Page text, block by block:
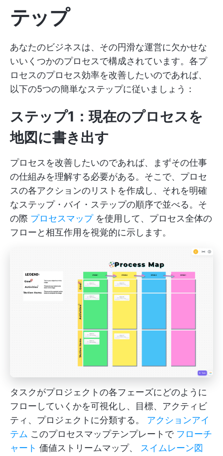
テップ
あなたのビジネスは、その円滑な運営に欠かせな
いいくつかのプロセスで構成されています。各プ
ロセスのプロセス効率を改善したいのであれば、
以下の5つの簡単なステップに従いましょう：
ステップ1：現在のプロセスを
地図に書き出す
プロセスを改善したいのであれば、まずその仕事
の仕組みを理解する必要がある。そこで、プロセ
スの各アクションのリストを作成し、それを明確
なステップ・バイ・ステップの順序で並べる。そ
の際 プロセスマップを使用して、プロセス全体の
フローと相互作用を視覚的に示します。
タスクがプロジェクトの各フェーズにどのように
フローしていくかを可視化し、目標、アクティビ
ティ、プロジェクトに分類する。 アクションアイ
テム このプロセスマップテンプレートで フローチ
ャート 価値ストリームマップ、 スイムレーン図